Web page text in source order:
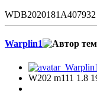
WDB2020181A407932
Warplin1
W202 m111 1.8